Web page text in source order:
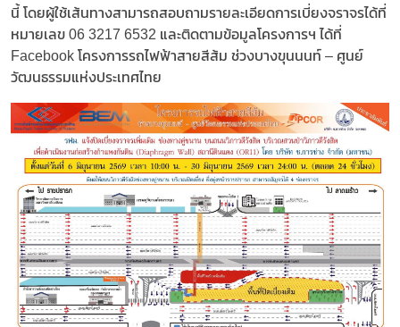
นี้ โดยผู้ใช้เส้นทางสามารถสอบถามรายละเอียดการเบี่ยงจราจรได้ที่
หมายเลข 06 3217 6532 และติดตามข้อมูลโครงการฯ ได้ที่
Facebook โครงการรถไฟฟ้าสายสีส้ม ช่วงบางขุนนนท์ – ศูนย์
วัฒนธรรมแห่งประเทศไทย